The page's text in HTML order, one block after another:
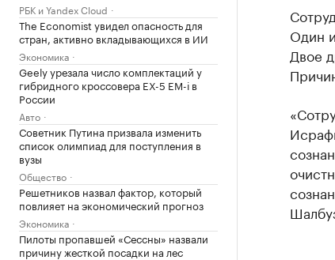
РБК и Yandex Cloud
The Economist увидел опасность для
стран, активно вкладывающихся в ИИ
Экономика
Geely урезала число комплектаций у
гибридного кроссовера EX-5 EM-i в
России
Авто
Советник Путина призвала изменить
список олимпиад для поступления в
вузы
Общество
Решетников назвал фактор, который
повлияет на экономический прогноз
Экономика
Пилоты пропавшей «Сессны» назвали
причину жесткой посадки на лес
Один
Двое